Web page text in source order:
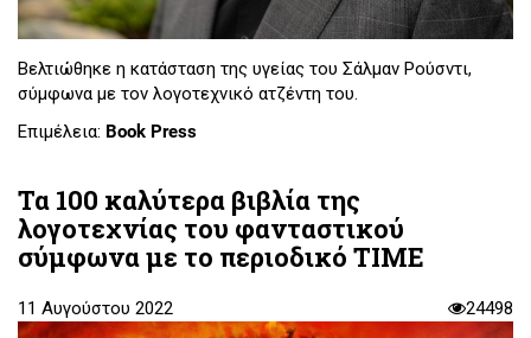
Βελτιώθηκε η κατάσταση της υγείας του Σάλμαν Ρούσντι,
σύμφωνα με τον λογοτεχνικό ατζέντη του.
Επιμέλεια: Book Press
Τα 100 καλύτερα βιβλία της
λογοτεχνίας του φανταστικού
σύμφωνα με το περιοδικό TIME
11 Αυγούστου 2022 24498